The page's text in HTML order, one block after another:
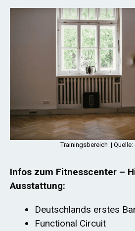
Trainingsbereich | Quelle:
Infos zum Fitnesscenter –
Ausstattung:
Deutschlands erstes
Functional Circuit